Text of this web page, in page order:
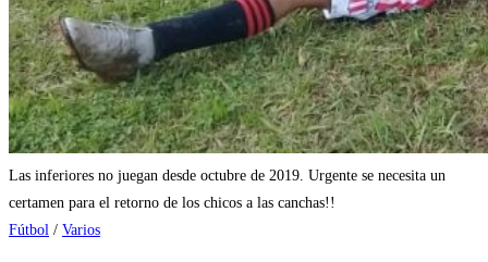
Las inferiores no juegan desde octubre de 2019. Urgente se necesita un
certamen para el retorno de los chicos a las canchas!!
Fútbol / Varios